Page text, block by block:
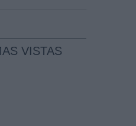
VISTAS